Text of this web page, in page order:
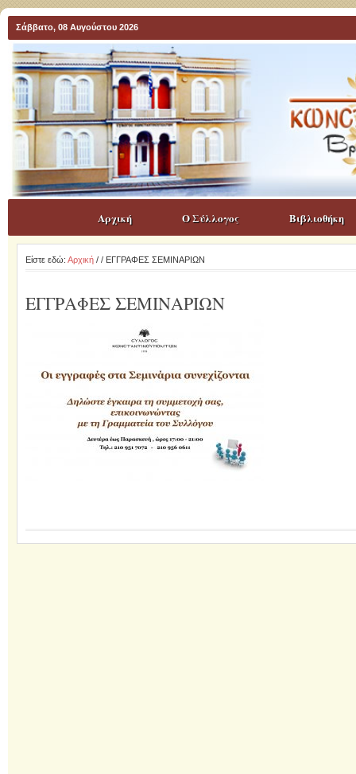
Σάββατο, 08 Αυγούστου 2026
Αρχική Ο Σύλλογος Βιβλιοθήκη
Είστε εδώ: Αρχική/ / ΕΓΓΡΑΦΕΣ ΣΕΜΙΝΑΡΙΩΝ
ΕΓΓΡΑΦΕΣ ΣΕΜΙΝΑΡΙΩΝ